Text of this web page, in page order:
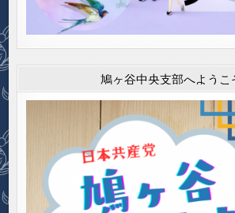
鳩ヶ谷中央支部へようこ